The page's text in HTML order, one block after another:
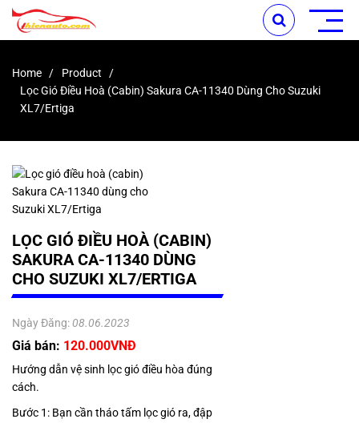
Home
Product
Lọc Gió Điều Hoà (cabin) Sakura CA-11340 Dùng Cho Suzuki
XL7/Ertiga
LỌC GIÓ ĐIỀU HOÀ (CABIN)
SAKURA CA-11340 DÙNG
CHO SUZUKI XL7/ERTIGA
Ngày Đăng:08.06.2023
Giá bán: 120.000VNĐ
Hướng dẫn vệ sinh lọc gió điều hòa đúng
cách.
Bước 1: Bạn cần tháo tấm lọc gió ra, đập